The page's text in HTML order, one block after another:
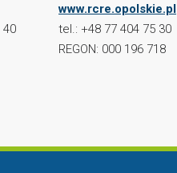
40
www.rcre.opolskie.pl
tel.: +48 77 404 75 30
REGON: 000 196 718